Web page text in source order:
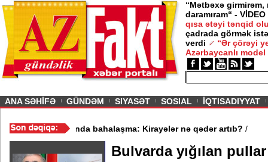
“Mətbəxə girmirəm,
daramıram“ - VİDEO
qısa ətəyi tənqid
çadrada görmək
verdi
“Ər çörəyi
Azərbaycanlı model
ANA SƏHİFƏ GÜNDƏM SIYASƏT SOSIAL İQTISADIYYAT
- VİDEO/Mənzil bazarında bahalaşma: Kirayələr nə qədər
Bulvarda yığılan